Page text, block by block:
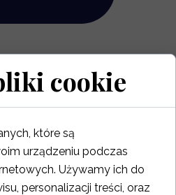
cookie
które są
urządzeniu podczas
Używamy ich do
personalizacji treści, oraz